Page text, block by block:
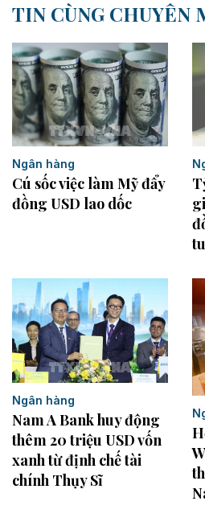
TIN CÙNG CHUYÊN
Ngân hàng
Cú sốc việc làm Mỹ đẩy
đồng USD lao dốc
Ngân hàng
Nam A Bank huy động
thêm 20 triệu USD vốn
xanh từ định chế tài
chính Thụy Sĩ